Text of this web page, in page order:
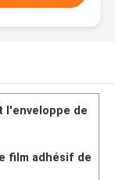
l'enveloppe de
film adhésif de